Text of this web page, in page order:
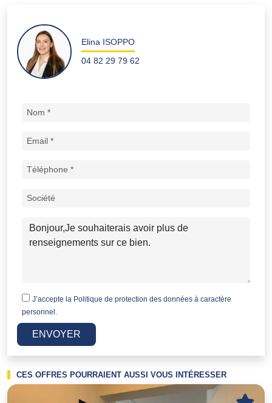
Elina ISOPPO
04 82 29 79 62
J’accepte la Politique de protection des données à caractère
personnel.
ENVOYER
CES OFFRES POURRAIENT AUSSI VOUS INTÉRESSER